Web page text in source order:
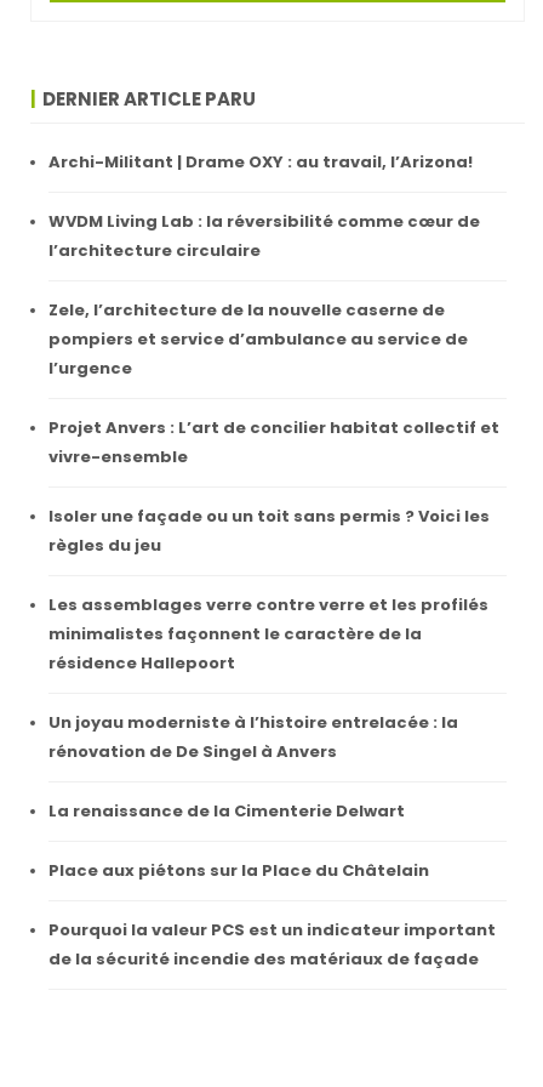
DERNIER ARTICLE PARU
Archi-Militant | Drame OXY : au travail, l’Arizona!
WVDM Living Lab : la réversibilité comme cœur de
l’architecture circulaire
Zele, l’architecture de la nouvelle caserne de
pompiers et service d’ambulance au service de
l’urgence
Projet Anvers : L’art de concilier habitat collectif et
vivre-ensemble
Isoler une façade ou un toit sans permis ? Voici les
règles du jeu
Les assemblages verre contre verre et les profilés
minimalistes façonnent le caractère de la
résidence Hallepoort
Un joyau moderniste à l’histoire entrelacée : la
rénovation de De Singel à Anvers
La renaissance de la Cimenterie Delwart
Place aux piétons sur la Place du Châtelain
Pourquoi la valeur PCS est un indicateur important
de la sécurité incendie des matériaux de façade